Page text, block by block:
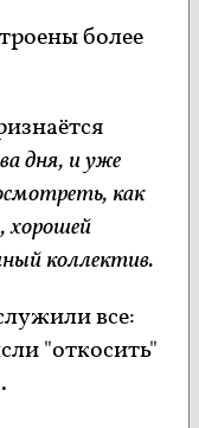
более
дня, и уже
как
коллектив.
все:
"откосить"